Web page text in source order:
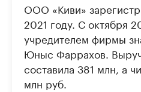
ООО «Киви»
2021 году. С октября
учредителем фирмы
Юныс Фаррахов.
составила 381 млн, а
млн руб.